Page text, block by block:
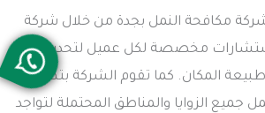
مكافحة النمل بجدة من خلال شركة
استشارات مخصصة لكل عميل لتحديد حجم
المكان. كما تقوم الشركة بتطبيق
الزوايا والمناطق المحتملة لتواجد